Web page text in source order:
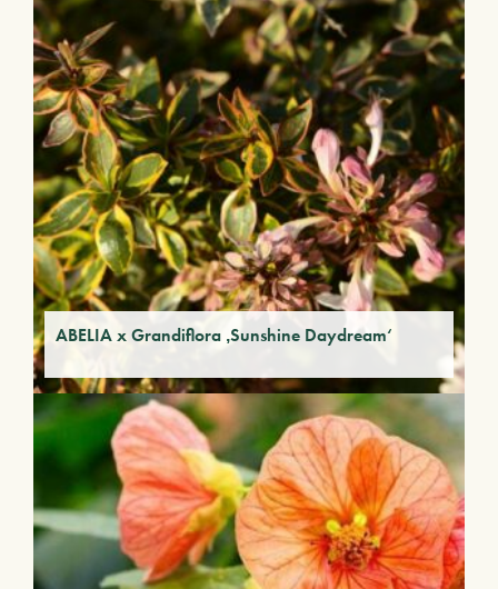
ABELIA x Grandiflora ‚Sunshine Daydream‘